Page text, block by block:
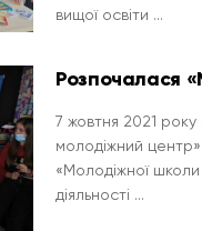
вищої освіти ...
Розпочалася
7 жовтня 2021
молодіжний
«Молодіжної школи
діяльності ...